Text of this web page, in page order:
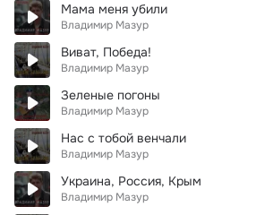
Мама меня убили
Владимир Мазур
Виват, Победа!
Владимир Мазур
Зеленые погоны
Владимир Мазур
Нас с тобой венчали
Владимир Мазур
Украина, Россия, Крым
Владимир Мазур